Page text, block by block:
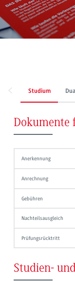
Studium
Dokumente
Anerkennung
Anrechnung
Gebühren
Nachteilsausgleich
Prüfungsrücktritt
Studien-